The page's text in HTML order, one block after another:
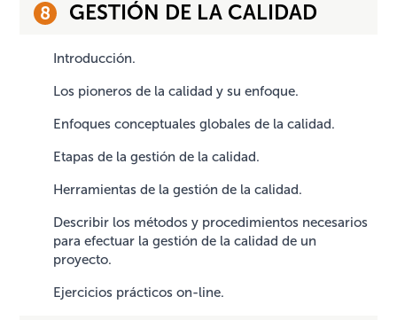
GESTIÓN DE LA CALIDAD
Introducción.
Los pioneros de la calidad y su enfoque.
Enfoques conceptuales globales de la calidad.
Etapas de la gestión de la calidad.
Herramientas de la gestión de la calidad.
Describir los métodos y procedimientos necesarios
para efectuar la gestión de la calidad de un
proyecto.
Ejercicios prácticos on-line.